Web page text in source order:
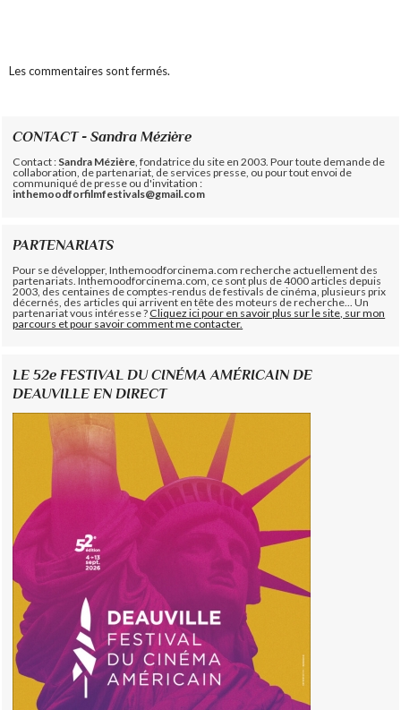
Les commentaires sont fermés.
CONTACT - Sandra Mézière
Contact : Sandra Mézière , fondatrice du site en 2003. Pour toute demande de
collaboration, de partenariat, de services presse, ou pour tout envoi de
communiqué de presse ou d'invitation :
inthemoodforfilmfestivals@gmail.com
PARTENARIATS
Pour se développer, Inthemoodforcinema.com recherche actuellement des
partenariats. Inthemoodforcinema.com, ce sont plus de 4000 articles depuis
2003, des centaines de comptes-rendus de festivals de cinéma, plusieurs prix
décernés, des articles qui arrivent en tête des moteurs de recherche... Un
partenariat vous intéresse ?Cliquez ici pour en savoir plus sur le site, sur mon
parcours et pour savoir comment me contacter.
LE 52e FESTIVAL DU CINÉMA AMÉRICAIN DE
DEAUVILLE EN DIRECT